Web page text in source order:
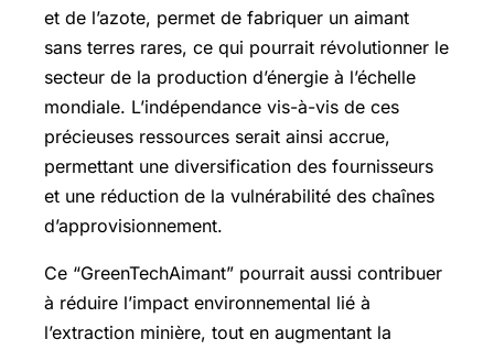
et de l’azote, permet de fabriquer un aimant
sans terres rares, ce qui pourrait révolutionner le
secteur de la production d’énergie à l’échelle
mondiale. L’indépendance vis-à-vis de ces
précieuses ressources serait ainsi accrue,
permettant une diversification des fournisseurs
et une réduction de la vulnérabilité des chaînes
d’approvisionnement.
Ce “GreenTechAimant” pourrait aussi contribuer
à réduire l’impact environnemental lié à
l’extraction minière, tout en augmentant la